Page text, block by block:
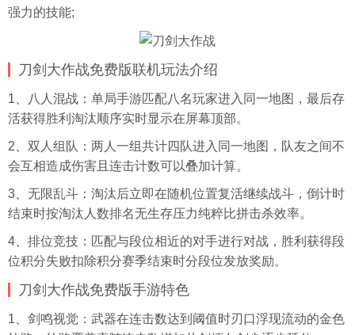
强力的技能;
刀剑大作战免费版联机玩法介绍
1、八人混战：单局手游匹配八名玩家进入同一地图，最后存
活获得胜利淘汰顺序实时显示在屏幕顶部。
2、双人组队：两人一组共计四队进入同一地图，队友之间不
会互相造成伤害且连击计数可以叠加计算。
3、无限乱斗：淘汰后立即在随机位置复活继续战斗，倒计时
结束时按淘汰人数排名无生存压力纯粹比拼击杀效率。
4、排位竞技：匹配与段位相近的对手进行对战，胜利获得段
位积分失败扣除积分赛季结束时分段位发放奖励。
刀剑大作战免费版手游特色
1、剑鸣视觉：武器在连击数达到阈值时刃口浮现流动的金色